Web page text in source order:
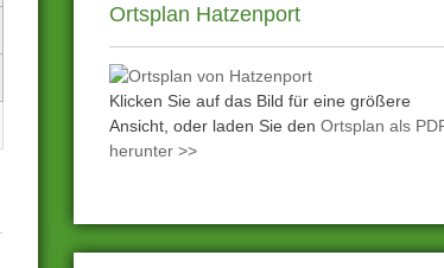
Ortsplan Hatzenport
Klicken Sie auf das Bild für eine größere
Ansicht, oder laden Sie den Ortsplan als
herunter >>